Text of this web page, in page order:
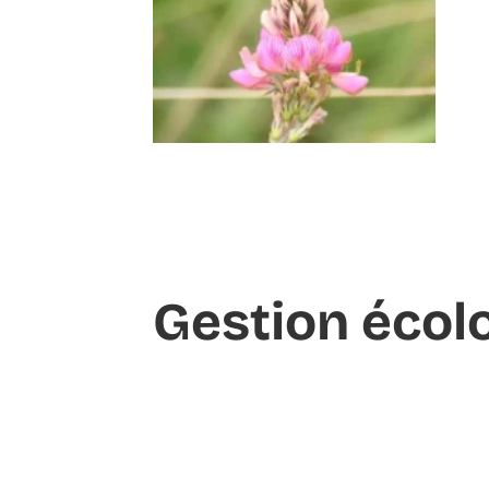
Gestion